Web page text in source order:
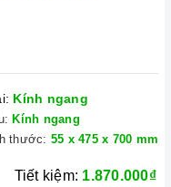
Kính ngang
Kính ngang
thước: 55 x 475 x 700 mm
Tiết kiệm: 1.870.000₫